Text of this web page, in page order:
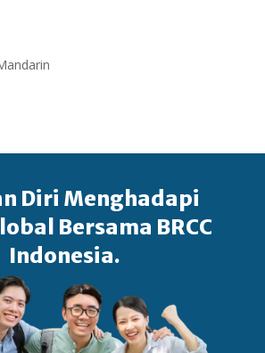
Diri Menghadapi
Bersama BRCC
Indonesia.